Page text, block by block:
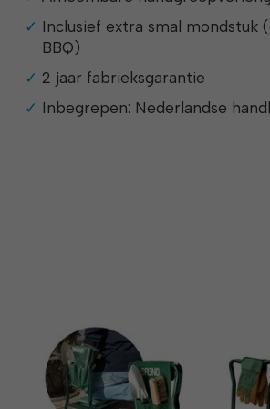
Inclusief extra smal mondstuk
BBQ)
2 jaar fabrieksgarantie
Inbegrepen: Nederlandse